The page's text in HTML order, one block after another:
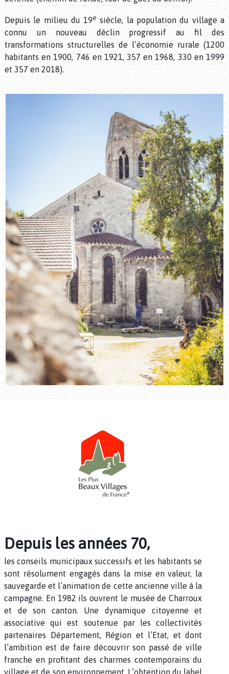
Depuis le milieu du 19e siècle, la population du village a
connu un nouveau déclin progressif au fil des
transformations structurelles de l’économie rurale (1200
habitants en 1900, 746 en 1921, 357 en 1968, 330 en 1999
et 357 en 2018).
Depuis les années 70,
les conseils municipaux successifs et les habitants se
sont résolument engagés dans la mise en valeur, la
sauvegarde et l’animation de cette ancienne ville à la
campagne. En 1982 ils ouvrent le musée de Charroux
et de son canton. Une dynamique citoyenne et
associative qui est soutenue par les collectivités
partenaires Département, Région et l’Etat, et dont
l’ambition est de faire découvrir son passé de ville
franche en profitant des charmes contemporains du
village et de son environnement. L’obtention du label